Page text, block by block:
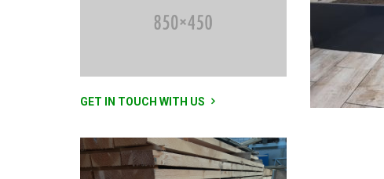
GET IN TOUCH WITH US